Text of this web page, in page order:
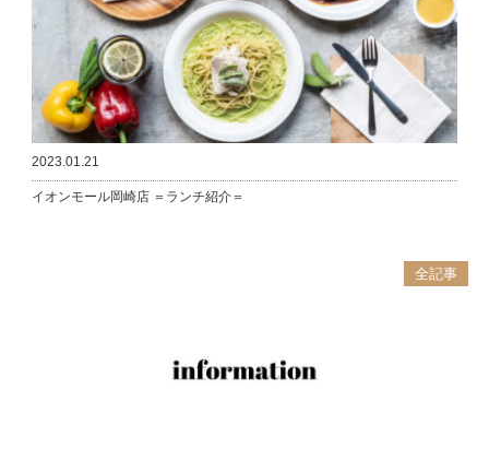
2023.01.21
イオンモール岡崎店 ＝ランチ紹介＝
全記事